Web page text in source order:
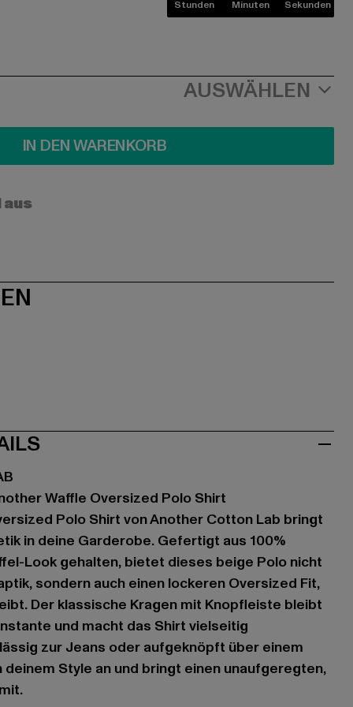
Stunden Minuten Sekunden
AUSWÄHLEN
IN DEN WARENKORB
Waffle Oversized Polo Shirt
Polo Shirt von Another Cotton Lab bringt
in deine Garderobe. Gefertigt aus 100%
Look gehalten, bietet dieses beige Polo nicht
sondern auch einen lockeren Oversized Fit,
Der klassische Kragen mit Knopfleiste bleibt
und macht das Shirt vielseitig
zur Jeans oder aufgeknöpft über einem
Style an und bringt einen unaufgeregten,